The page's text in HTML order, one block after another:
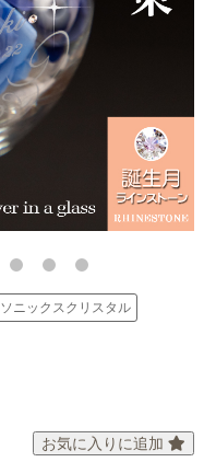
ソニックスクリスタル
お気に入りに追加